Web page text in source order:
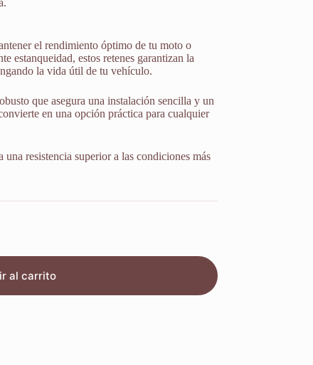
el rendimiento óptimo de tu moto o
estanqueidad, estos retenes garantizan la
la vida útil de tu vehículo.
que asegura una instalación sencilla y un
en una opción práctica para cualquier
resistencia superior a las condiciones más
al carrito